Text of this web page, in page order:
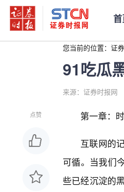
您当前的位置： 证
91吃瓜
来源：证券时报网
点赞 第一章：
互联网的
可循。当我们
些已经沉淀的